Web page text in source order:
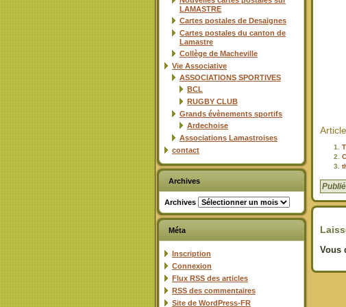
LAMASTRE
Cartes postales de Desaignes
Cartes postales du canton de
Lamastre
Collège de Macheville
Vie Associative
ASSOCIATIONS SPORTIVES
BCL
RUGBY CLUB
Grands évènements sportifs
Ardechoise
Associations Lamastroises
contact
Archives
Archives
Méta
Inscription
Connexion
Flux RSS des articles
RSS des commentaires
Site de WordPress-FR
Vous